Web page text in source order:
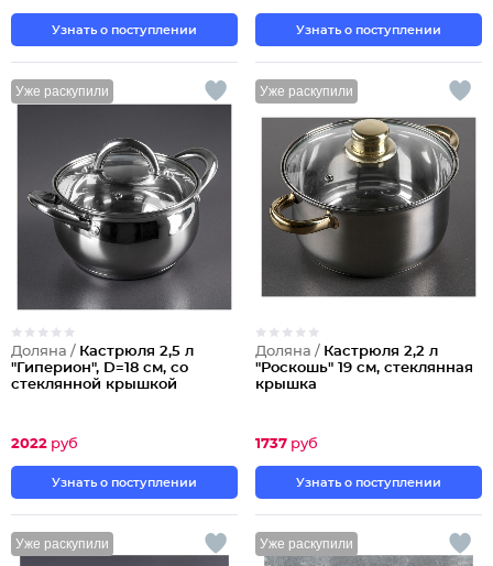
Узнать о поступлении Узнать о поступлении
Уже раскупили
Доляна / Кастрюля 2,5 л
"Гиперион", D=18 см, со
стеклянной крышкой
2022 руб
Узнать о поступлении
Уже раскупили
Доляна / Кастрюля 2,2 л
"Роскошь" 19 см, стеклянная
крышка
1737 руб
Узнать о поступлении
Уже раскупили Уже раскупили